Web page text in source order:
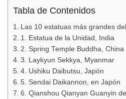
Tabla de Contenidos
Las 10 estatuas más grandes
1. Estatua de la Unidad, India
2. Spring Temple Buddha, China
3. Laykyun Sekkya, Myanmar
4. Ushiku Daibutsu, Japón
5. Sendai Daikannon, en Japón
6. Qianshou Qianyan Guanyin